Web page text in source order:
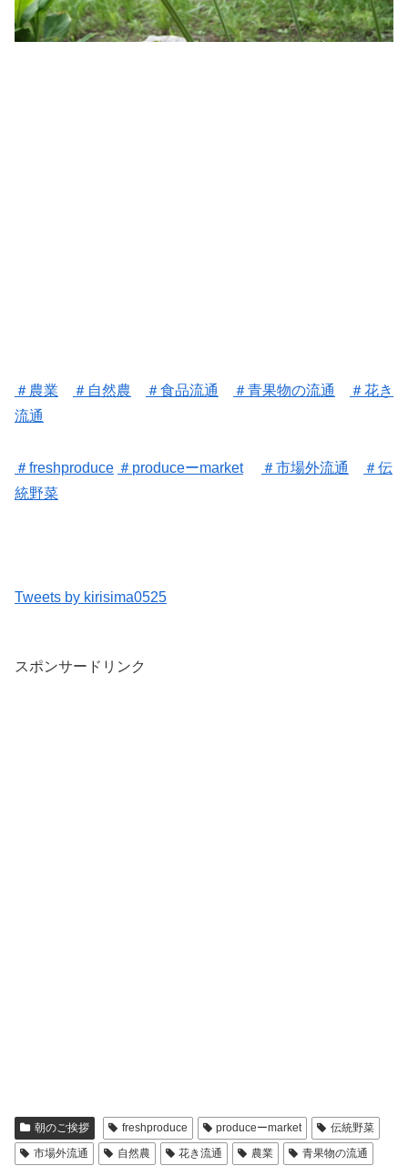
＃ 農業 ＃ 自然農 ＃食品流通 ＃青果物の流通
＃花き
流通
＃freshproduce ＃ produceーmarket ＃市場外流通 ＃伝
統野菜
Tweets by kirisima0525
スポンサードリンク
朝のご挨拶 freshproduce produceーmarket
伝統野菜
市場外流通
自然農 花き流通 農業
青果物の流通